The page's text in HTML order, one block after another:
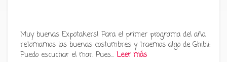
Muy buenas Expotakers! Para el primer programa del año,
retomamos las buenas costumbres y traemos algo de Ghibli:
Puedo escuchar el mar. Pues… Leer más